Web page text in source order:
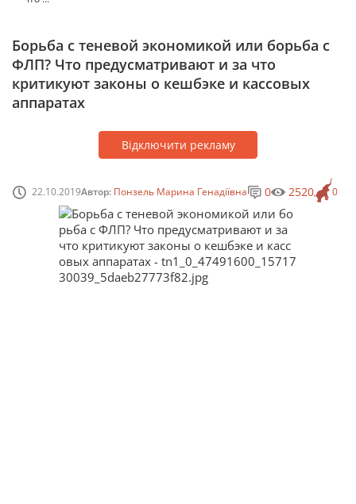
Борьба с теневой экономикой или борьба с
ФЛП? Что предусматривают и за что
критикуют законы о кешбэке и кассовых
аппаратах
Відключити рекламу
22.10.2019Автор: Понзель Марина Генадіївна 0
0 2520